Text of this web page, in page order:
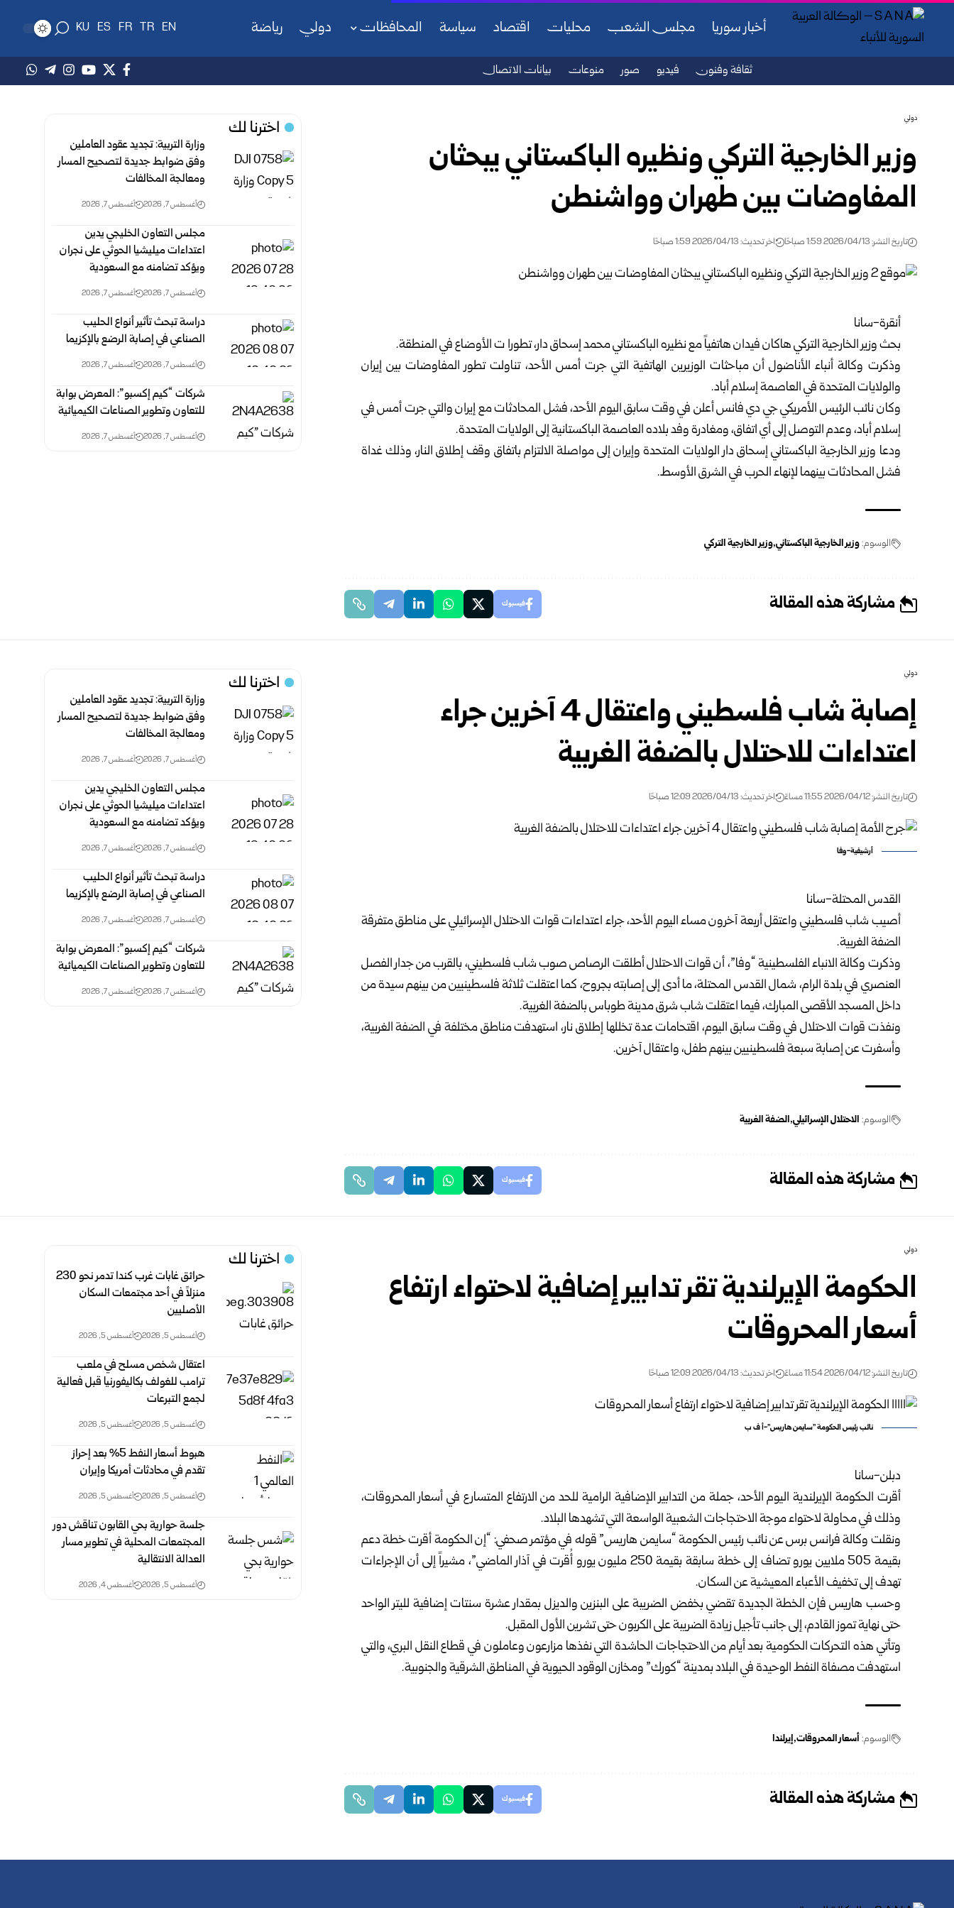
أخبار سوريا مجلس الشعب محليات اقتصاد سياسة المحافظات دولي رياضة EN
TR
FR
ES
KU
ثقافة وفنون فيديو صور منوعات بيانات الاتصال
دولي
وزير الخارجية التركي ونظيره الباكستاني يبحثان
المفاوضات بين طهران وواشنطن
تاريخ النشر: 2026/04/13 1:59 صباحًا اخر تحديث: 2026/04/13 1:59 صباحًا
أنقرة-سانا
بحث وزير الخارجية التركي هاكان فيدان هاتفياً مع نظيره الباكستاني محمد إسحاق دار، تطورا ت الأوضاع في المنطقة.
وذكرت وكالة أنباء الأناضول أن مباحثات الوزيرين الهاتفية التي جرت أمس الأحد، تناولت تطور المفاوضات بين إيران
والولايات المتحدة في العاصمة إسلام أباد.
وكان نائب الرئيس الأمريكي جي دي فانس أعلن في وقت سابق اليوم الأحد، فشل المحادثات مع إيران والتي جرت أمس في
إسلام أباد، وعدم التوصل إلى أي اتفاق، ومغادرة وفد بلاده العاصمة الباكستانية إلى الولايات المتحدة.
ودعا وزير الخارجية الباكستاني إسحاق دار الولايات المتحدة وإيران إلى مواصلة الالتزام باتفاق وقف إطلاق النار، وذلك غداة
فشل المحادثات بينهما لإنهاء الحرب في الشرق الأوسط.
الوسوم:وزير الخارجية الباكستاني وزير الخارجية التركي
مشاركة هذه المقالة فيسبوك
اخترنا لك
وزارة التربية: تجديد عقود العاملين
وفق ضوابط جديدة لتصحيح المسار
‏ومعالجة المخالفات
أغسطس 7, 2026 أغسطس 7, 2026
مجلس التعاون الخليجي يدين
اعتداءات ميليشيا الحوثي على نجران
ويؤكد تضامنه مع السعودية
أغسطس 7, 2026 أغسطس 7, 2026
دراسة تبحث تأثير أنواع الحليب
الصناعي في إصابة الرضع بالإكزيما
أغسطس 7, 2026 أغسطس 7, 2026
شركات “كيم إكسبو”: المعرض بوابة
للتعاون وتطوير الصناعات الكيميائية
أغسطس 7, 2026 أغسطس 7, 2026
دولي
إصابة شاب فلسطيني واعتقال 4 آخرين جراء
اعتداءات للاحتلال بالضفة الغربية
تاريخ النشر: 2026/04/12 11:55 مساءً اخر تحديث: 2026/04/13 12:09 صباحًا
أرشيفية-وفا
القدس المحتلة-سانا
أصيب شاب فلسطيني واعتقل أربعة آخرون مساء اليوم الأحد، جراء اعتداءات قوات الاحتلال الإسرائيلي على مناطق متفرقة
الضفة الغربية.
وذكرت وكالة الانباء الفلسطينية “وفا”، أن قوات الاحتلال أطلقت الرصاص صوب شاب فلسطيني، بالقرب من جدار الفصل
العنصري في بلدة الرام، شمال القدس المحتلة، ما أدى إلى إصابته بجروح، كما اعتقلت ثلاثة فلسطينيين من بينهم سيدة من
داخل المسجد الأقصى المبارك، فيما اعتقلت شاب شرق مدينة طوباس بالضفة الغربية.
ونفذت قوات الاحتلال في وقت سابق اليوم، اقتحامات عدة تخللها إطلاق نار، استهدفت مناطق مختلفة في الضفة الغربية،
وأسفرت عن إصابة سبعة فلسطينيين بينهم طفل، واعتقال آخرين.
الوسوم: الاحتلال الإسرائيلي الضفة الغربية
مشاركة هذه المقالة فيسبوك
اخترنا لك
وزارة التربية: تجديد عقود العاملين
وفق ضوابط جديدة لتصحيح المسار
‏ومعالجة المخالفات
أغسطس 7, 2026 أغسطس 7, 2026
مجلس التعاون الخليجي يدين
اعتداءات ميليشيا الحوثي على نجران
ويؤكد تضامنه مع السعودية
أغسطس 7, 2026 أغسطس 7, 2026
دراسة تبحث تأثير أنواع الحليب
الصناعي في إصابة الرضع بالإكزيما
أغسطس 7, 2026 أغسطس 7, 2026
شركات “كيم إكسبو”: المعرض بوابة
للتعاون وتطوير الصناعات الكيميائية
أغسطس 7, 2026 أغسطس 7, 2026
دولي
الحكومة الإيرلندية تقر تدابير إضافية لاحتواء ارتفاع
أسعار المحروقات
تاريخ النشر: 2026/04/12 11:54 مساءً اخر تحديث: 2026/04/13 12:09 صباحًا
نائب رئيس الحكومة "سايمن هاريس"-أ ف ب
دبلن-سانا
أقرت الحكومة الإيرلندية اليوم الأحد، جملة من التدابير الإضافية الرامية للحد من الارتفاع المتسارع في أسعار المحروقات،
وذلك في محاولة لاحتواء موجة الاحتجاجات الشعبية الواسعة التي تشهدها البلاد.
ونقلت وكالة فرانس برس عن نائب رئيس الحكومة “سايمن هاريس” قوله في مؤتمر صحفي: “إن الحكومة أقرت خطة دعم
بقيمة 505 ملايين يورو تضاف إلى خطة سابقة بقيمة 250 مليون يورو أُقرت في آذار الماضي”، مشيراً إلى أن الإجراءات
تهدف إلى تخفيف الأعباء المعيشية عن السكان.
وحسب هاريس فإن الخطة الجديدة تقضي بخفض الضريبة على البنزين والديزل بمقدار عشرة سنتات إضافية لليتر الواحد
حتى نهاية تموز القادم، إلى جانب تأجيل زيادة الضريبة على الكربون حتى تشرين الأول المقبل.
وتأتي هذه التحركات الحكومية بعد أيام من الاحتجاجات الحاشدة التي نفذها مزارعون وعاملون في قطاع النقل البري، والتي
استهدفت مصفاة النفط الوحيدة في البلاد بمدينة “كورك” ومخازن الوقود الحيوية في المناطق الشرقية والجنوبية.
الوسوم: أسعار المحروقات إيرلندا
مشاركة هذه المقالة فيسبوك
اخترنا لك
حرائق غابات غرب كندا تدمر نحو 230
منزلاً في أحد مجتمعات السكان
الأصليين
أغسطس 5, 2026 أغسطس 5, 2026
اعتقال شخص مسلح في ملعب
ترامب للغولف بكاليفورنيا قبل فعالية
لجمع التبرعات
أغسطس 5, 2026 أغسطس 5, 2026
هبوط أسعار النفط 5% بعد إحراز
تقدم في محادثات أمريكا وإيران
أغسطس 5, 2026 أغسطس 5, 2026
جلسة حوارية بحي القابون تناقش دور
المجتمعات المحلية في تطوير مسار
العدالة الانتقالية
أغسطس 5, 2026 أغسطس 4, 2026